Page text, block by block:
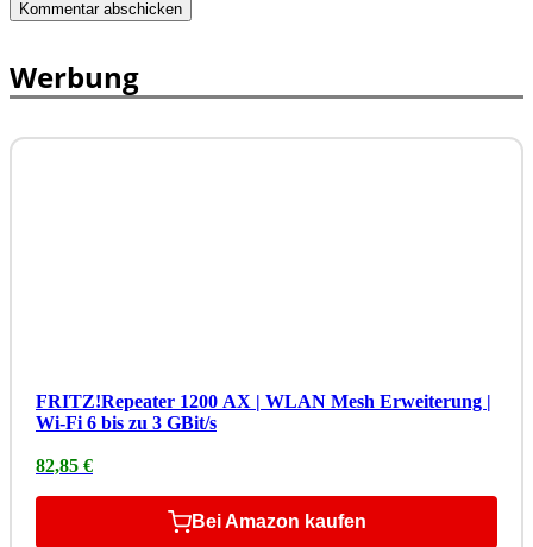
Werbung
FRITZ!Repeater 1200 AX | WLAN Mesh Erweiterung |
Wi-Fi 6 bis zu 3 GBit/s
82,85 €
Bei Amazon kaufen